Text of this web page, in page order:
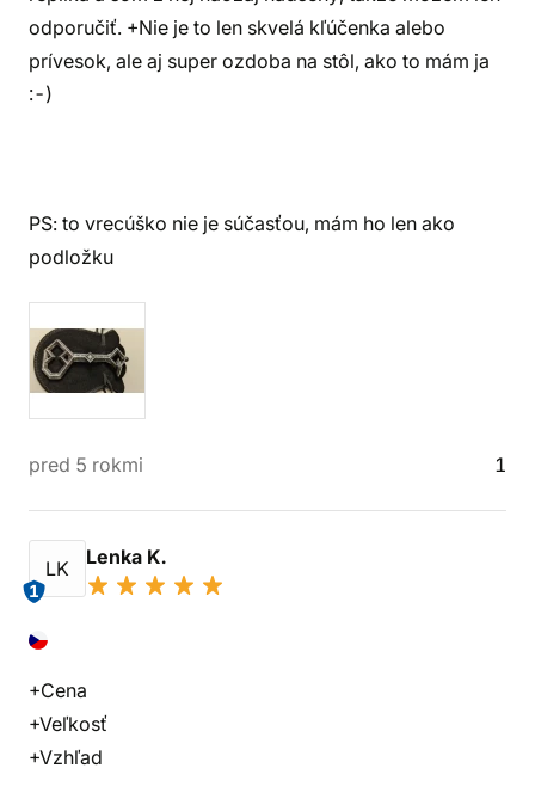
odporučiť. +Nie je to len skvelá kľúčenka alebo
prívesok, ale aj super ozdoba na stôl, ako to mám ja
:-)
PS: to vrecúško nie je súčasťou, mám ho len ako
podložku
pred 5 rokmi 1
LK
1
Lenka K.
+Cena
+Veľkosť
+Vzhľad